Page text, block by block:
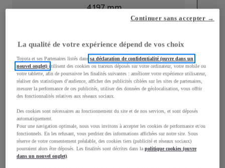
4 197mm
Largeur
1 765mm
Consommation mixte
Consommation mixte 4,8L/100 km
Émissions CO2
109g/km
La qualité de votre expérience dépend de vos choix
Toyota et ses Partenaires listés danssa déclaration de confidentialité (ouvre dans un
nouvel onglet)utilisent des cookies ou traceurs déposés sur votre ordinateur, votre mobile ou
votre tablette, afin de poursuivre les finalités suivantes : améliorer votre expérience utilisateur,
réaliser des statistiques d’audience, afficher des publicités ciblées sur les sites de partenaires,
mesurer la performance de ces publicités, utiliser des données de géolocalisation, vous offrir
des fonctionnalités relatives aux réseaux sociaux.
Des cookies sont nécessaires au fonctionnement du site et de nos services, et sont déposés
automatiquement.
Pour une navigation optimale, nous vous invitons à accepter les cookies de performance et/ou
fonctionnels. En les refusant, vous perdriez des informations affichées sur notre site. Sous
réserve de votre consentement préalable, des cookies tiers (publicité et réseaux sociaux)
pourraient alors être déposés. Les finalités sont décrites dans lapolitique cookies (ouvre
dans un nouvel onglet).
Continuer sans accepter →